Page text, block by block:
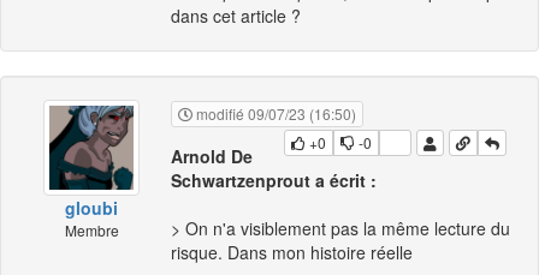
dans cet article ?
gloubi
Membre
modifié 09/07/23 (16:50)
+0
-0
Arnold De
Schwartzenprout a écrit :
> On n'a visiblement pas la même lecture du
risque. Dans mon histoire réelle